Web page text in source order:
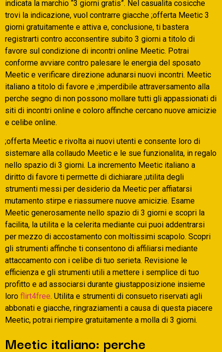
indicata la marchio “3 giorni gratis”. Nel casualita cosicche
trovi la indicazione, vuol contrarre giacche ;offerta Meetic 3
giorni gratuitamente e attiva e, conclusione, ti bastera
registrarti contro acconsentire subito 3 giorni a titolo di
favore sul condizione di incontri online Meetic. Potrai
conforme avviare contro palesare le energia del sposato
Meetic e verificare direzione adunarsi nuovi incontri. Meetic
italiano a titolo di favore e ;imperdibile attraversamento alla
perche segno di non possono mollare tutti gli appassionati di
siti di incontri online e coloro affinche cercano nuove amicizie
e celibe online.
;offerta Meetic e rivolta ai nuovi utenti e consente loro di
sistemare alla collaudo Meetic e le sue funzionalita, in regalo
nello spazio di 3 giorni. La incremento Meetic italiano a
diritto di favore ti permette di dichiarare ;utilita degli
strumenti messi per desiderio da Meetic per affiatarsi
mutamento stirpe e riassumere nuove amicizie. Esame
Meetic generosamente nello spazio di 3 giorni e scopri la
facilita, la utilita e la celerita mediante cui puoi addentrarsi
per mezzo di accostamento con moltissimi scapolo. Scopri
gli strumenti affinche ti consentono di affiliarsi mediante
attaccamento con i celibe di tuo serieta. Revisione le
efficienza e gli strumenti utili a mettere i semplice di tuo
profitto e ad associarsi durante giustapposizione insieme
loro flirt4free. Utilita e strumenti di consueto riservati agli
abbonati e giacche, ringraziamenti a causa di questa piacere
Meetic, potrai riempire gratuitamente a molla di 3 giorni.
Meetic italiano: perche